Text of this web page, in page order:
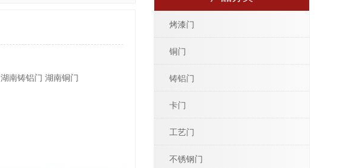
湖南铸铝门 湖南铜门
烤漆门
铜门
铸铝门
卡门
工艺门
不锈钢门